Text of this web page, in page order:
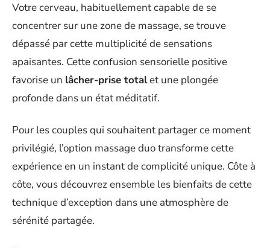
Votre cerveau, habituellement capable de se
concentrer sur une zone de massage, se trouve
dépassé par cette multiplicité de sensations
apaisantes. Cette confusion sensorielle positive
favorise un lâcher-prise totalet une plongée
profonde dans un état méditatif.
Pour les couples qui souhaitent partager ce moment
privilégié, l’option massage duo transforme cette
expérience en un instant de complicité unique. Côte à
côte, vous découvrez ensemble les bienfaits de cette
technique d’exception dans une atmosphère de
sérénité partagée.